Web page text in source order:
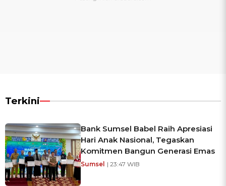
Terkini
Bank Sumsel Babel Raih Apresiasi
Hari Anak Nasional, Tegaskan
Komitmen Bangun Generasi Emas
Sumsel | 23:47 WIB